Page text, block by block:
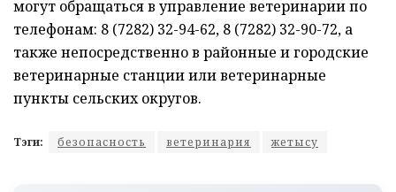
могут обращаться в управление ветеринарии по
телефонам: 8 (7282) 32-94-62, 8 (7282) 32-90-72, а
также непосредственно в районные и городские
ветеринарные станции или ветеринарные
пункты сельских округов.
Тэги: безопасность ветеринария жетысу